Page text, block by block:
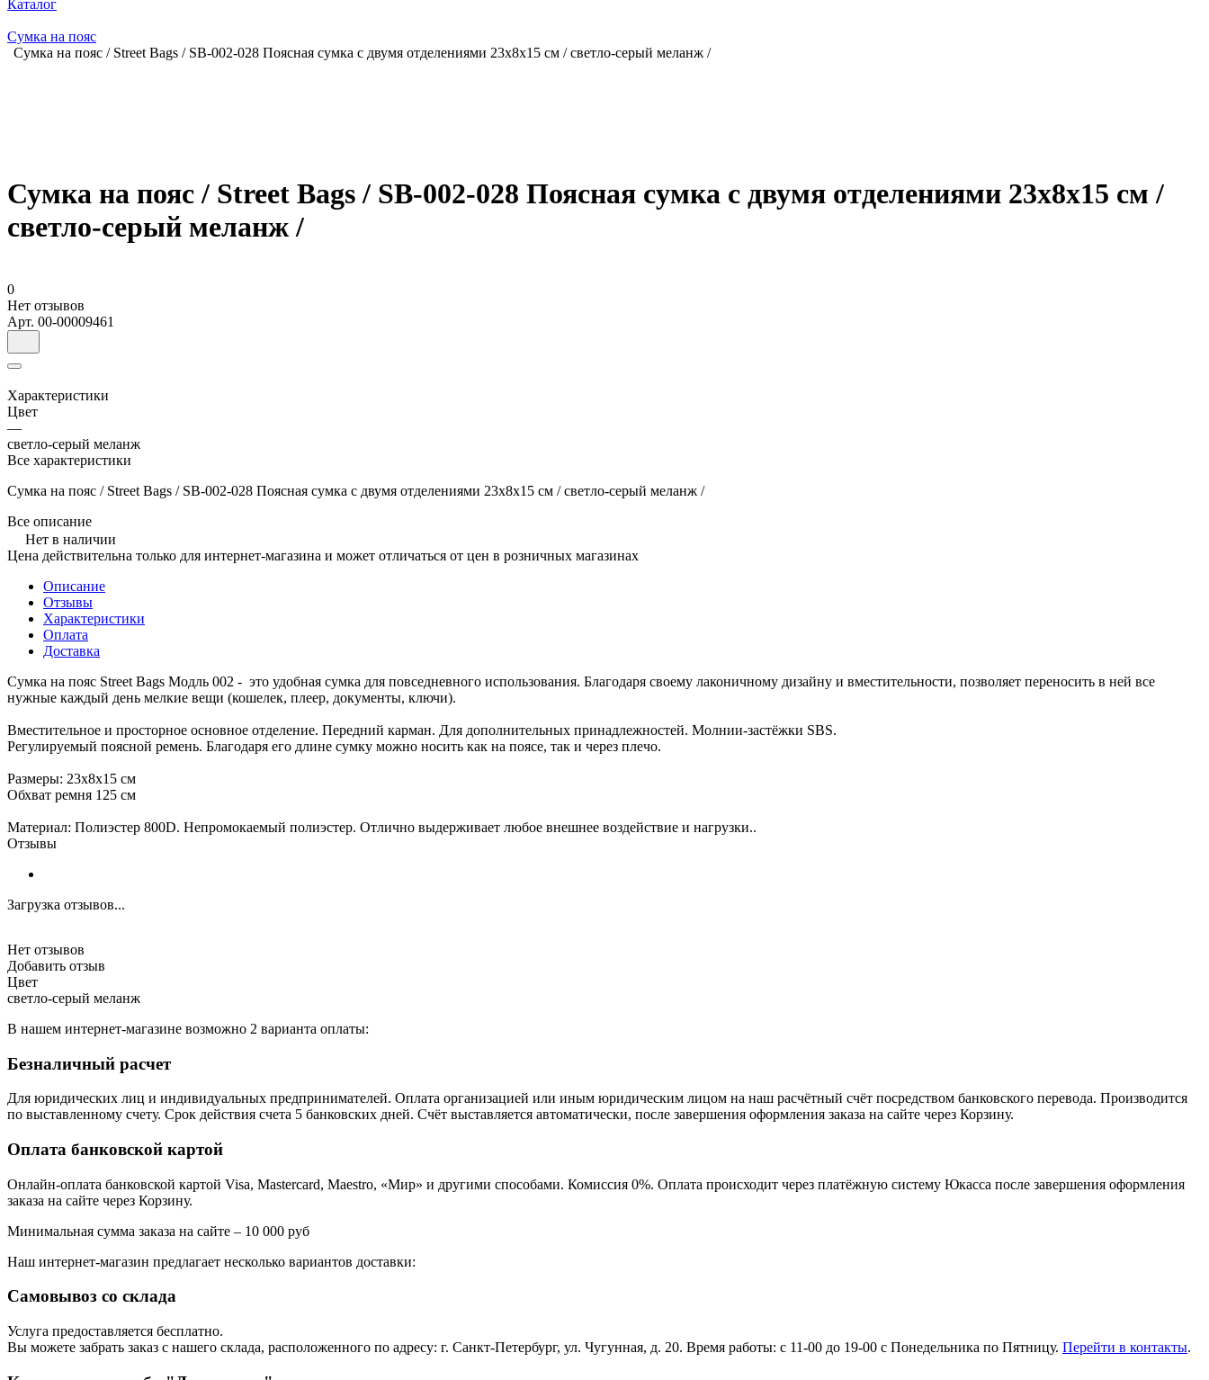
Каталог
Сумка на пояс
Сумка на пояс / Street Bags / SB-002-028 Поясная сумка с двумя отделениями 23x8x15 см / светло-серый меланж /
Сумка на пояс / Street Bags / SB-002-028 Поясная сумка с двумя отделениями 23x8x15 см /
светло-серый меланж /
0
Нет отзывов
Арт. 00-00009461
Характеристики
Цвет
—
светло-серый меланж
Все характеристики
Сумка на пояс / Street Bags / SB-002-028 Поясная сумка с двумя отделениями 23x8x15 см / светло-серый меланж /
Все описание
Нет в наличии
Цена действительна только для интернет-магазина и может отличаться от цен в розничных магазинах
Описание
Отзывы
Характеристики
Оплата
Доставка
Сумка на пояс Street Bags Модль 002 - это удобная сумка для повседневного использования. Благодаря своему лаконичному дизайну и вместительности, позволяет переносить в ней все
нужные каждый день мелкие вещи (кошелек, плеер, документы, ключи).
Вместительное и просторное основное отделение. Передний карман. Для дополнительных принадлежностей. Молнии-застёжки SBS.
Регулируемый поясной ремень. Благодаря его длине сумку можно носить как на поясе, так и через плечо.
Размеры: 23х8х15 см
Обхват ремня 125 см
Материал: Полиэстер 800D. Непромокаемый полиэстер. Отлично выдерживает любое внешнее воздействие и нагрузки..
Отзывы
Загрузка отзывов...
Нет отзывов
Добавить отзыв
Цвет
светло-серый меланж
В нашем интернет-магазине возможно 2 варианта оплаты:
Безналичный расчет
Для юридических лиц и индивидуальных предпринимателей. Оплата организацией или иным юридическим лицом на наш расчётный счёт посредством банковского перевода. Производится
по выставленному счету. Срок действия счета 5 банковских дней. Счёт выставляется автоматически, после завершения оформления заказа на сайте через Корзину.
Оплата банковской картой
Онлайн-оплата банковской картой Visa, Mastercard, Maestro, «Мир» и другими способами. Комиссия 0%. Оплата происходит через платёжную систему Юкасса после завершения оформления
заказа на сайте через Корзину.
Минимальная сумма заказа на сайте – 10 000 руб
Наш интернет-магазин предлагает несколько вариантов доставки:
Самовывоз со склада
Услуга предоставляется бесплатно.
Вы можете забрать заказ с нашего склада, расположенного по адресу: г. Санкт-Петербург, ул. Чугунная, д. 20. Время работы: с 11-00 до 19-00 с Понедельника по Пятницу. Перейти в контакты.